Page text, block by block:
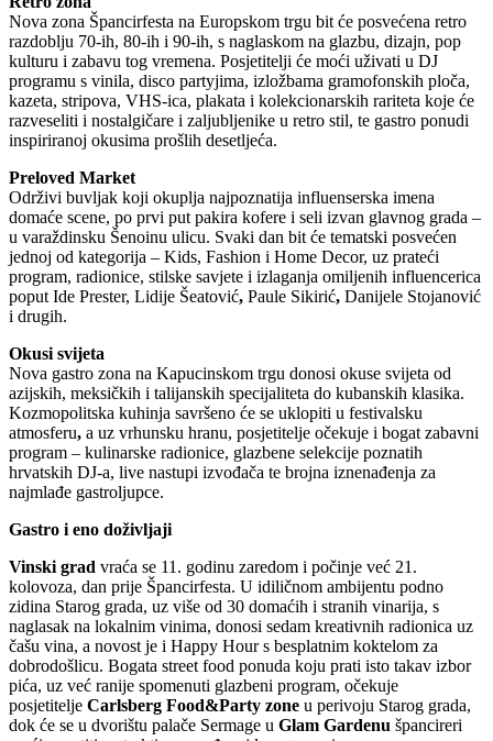
Nova zona Špancirfesta na Europskom trgu bit će posvećena retro
razdoblju 70-ih, 80-ih i 90-ih, s naglaskom na glazbu, dizajn, pop
kulturu i zabavu tog vremena. Posjetitelji će moći uživati u DJ
programu s vinila, disco partyjima, izložbama gramofonskih ploča,
kazeta, stripova, VHS-ica, plakata i kolekcionarskih rariteta koje će
razveseliti i nostalgičare i zaljubljenike u retro stil, te gastro ponudi
inspiriranoj okusima prošlih desetljeća.
Preloved Market
Održivi buvljak koji okuplja najpoznatija influenserska imena
domaće scene, po prvi put pakira kofere i seli izvan glavnog grada –
u varaždinsku Šenoinu ulicu. Svaki dan bit će tematski posvećen
jednoj od kategorija – Kids, Fashion i Home Decor, uz prateći
program, radionice, stilske savjete i izlaganja omiljenih influencerica
poput Ide Prester, Lidije Šeatović, Paule Sikirić, Danijele Stojanović
i drugih.
Okusi svijeta
Nova gastro zona na Kapucinskom trgu donosi okuse svijeta od
azijskih, meksičkih i talijanskih specijaliteta do kubanskih klasika.
Kozmopolitska kuhinja savršeno će se uklopiti u festivalsku
atmosferu, a uz vrhunsku hranu, posjetitelje očekuje i bogat zabavni
program – kulinarske radionice, glazbene selekcije poznatih
hrvatskih DJ-a, live nastupi izvođača te brojna iznenađenja za
najmlađe gastroljupce.
Gastro i eno doživljaji
Vinski grad vraća se 11. godinu zaredom i počinje već 21.
kolovoza, dan prije Špancirfesta. U idiličnom ambijentu podno
zidina Starog grada, uz više od 30 domaćih i stranih vinarija, s
naglasak na lokalnim vinima, donosi sedam kreativnih radionica uz
čašu vina, a novost je i Happy Hour s besplatnim koktelom za
dobrodošlicu. Bogata street food ponuda koju prati isto takav izbor
pića, uz već ranije spomenuti glazbeni program, očekuje
posjetitelje Carlsberg Food&Party zone u perivoju Starog grada,
dok će se u dvorištu palače Sermage u Glam Gardenu špancireri